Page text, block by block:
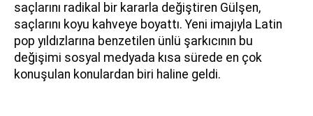
saçlarını radikal bir kararla değiştiren Gülşen,
saçlarını koyu kahveye boyattı. Yeni imajıyla Latin
pop yıldızlarına benzetilen ünlü şarkıcının bu
değişimi sosyal medyada kısa sürede en çok
konuşulan konulardan biri haline geldi.